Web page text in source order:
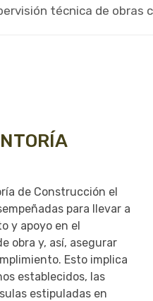
técnica de obras
de Construcción el
para llevar a
y apoyo en el
obra y, así, asegurar
Esto implica
establecidos, las
estipuladas en